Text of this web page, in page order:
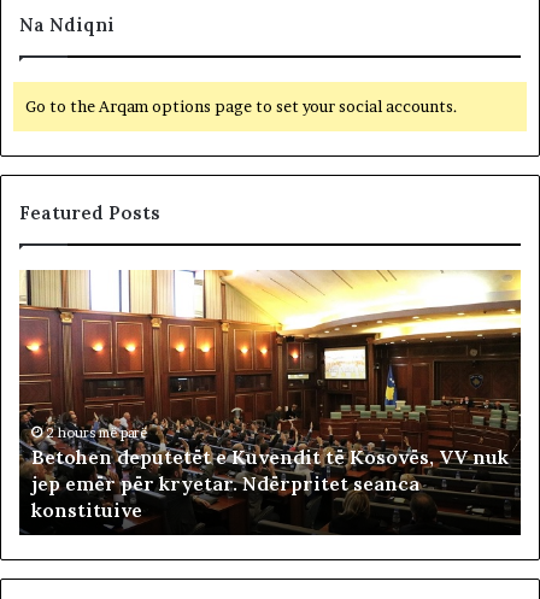
Na Ndiqni
Go to the Arqam options page to set your social accounts.
Featured Posts
B
e
t
h
e
n
d
u
t
e
2 hours më parë
Betohen deputetët e Kuvendit të Kosovës, VV nuk
jep emër për kryetar. Ndërpritet seanca
konstituive
h
t